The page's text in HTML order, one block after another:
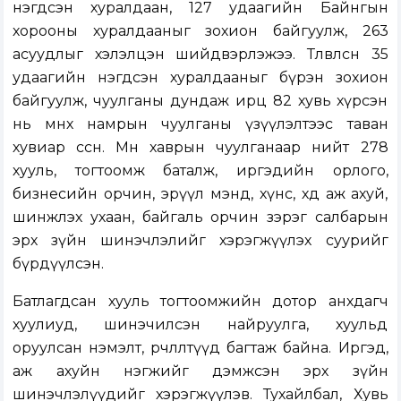
нэгдсэн хуралдаан, 127 удаагийн Байнгын
хорооны хуралдааныг зохион байгуулж, 263
асуудлыг хэлэлцэн шийдвэрлэжээ. Төлөвлөсөн 35
удаагийн нэгдсэн хуралдааныг бүрэн зохион
байгуулж, чуулганы дундаж ирц 82 хувь хүрсэн
нь өмнөх намрын чуулганы үзүүлэлтээс таван
хувиар өссөн. Мөн хаврын чуулганаар нийт 278
хууль, тогтоомж баталж, иргэдийн орлого,
бизнесийн орчин, эрүүл мэнд, хүнс, хөдөө аж ахуй,
шинжлэх ухаан, байгаль орчин зэрэг салбарын
эрх зүйн шинэчлэлийг хэрэгжүүлэх суурийг
бүрдүүлсэн.
Батлагдсан хууль тогтоомжийн дотор анхдагч
хуулиуд, шинэчилсэн найруулга, хуульд
оруулсан нэмэлт, өөрчлөлтүүд багтаж байна. Иргэд,
аж ахуйн нэгжийг дэмжсэн эрх зүйн
шинэчлэлүүдийг хэрэгжүүлэв. Тухайлбал, Хувь